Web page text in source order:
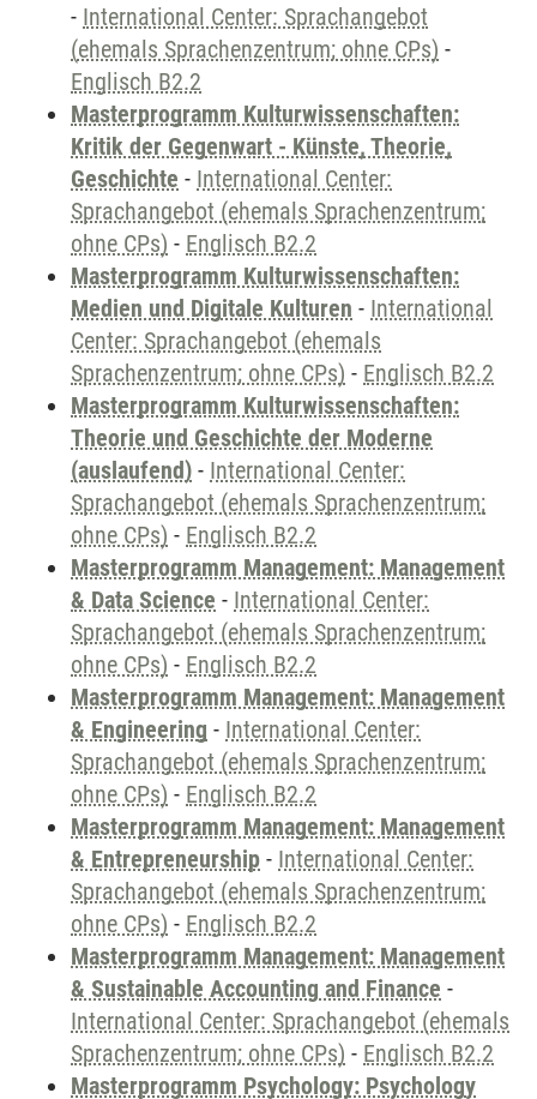
- International Center: Sprachangebot
(ehemals Sprachenzentrum; ohne CPs) -
Englisch B2.2
Masterprogramm Kulturwissenschaften:
Kritik der Gegenwart - Künste, Theorie,
Geschichte - International Center:
Sprachangebot (ehemals Sprachenzentrum;
ohne CPs) - Englisch B2.2
Masterprogramm Kulturwissenschaften:
Medien und Digitale Kulturen - International
Center: Sprachangebot (ehemals
Sprachenzentrum; ohne CPs) - Englisch B2.2
Masterprogramm Kulturwissenschaften:
Theorie und Geschichte der Moderne
(auslaufend) - International Center:
Sprachangebot (ehemals Sprachenzentrum;
ohne CPs) - Englisch B2.2
Masterprogramm Management: Management
& Data Science - International Center:
Sprachangebot (ehemals Sprachenzentrum;
ohne CPs) - Englisch B2.2
Masterprogramm Management: Management
& Engineering - International Center:
Sprachangebot (ehemals Sprachenzentrum;
ohne CPs) - Englisch B2.2
Masterprogramm Management: Management
& Entrepreneurship - International Center:
Sprachangebot (ehemals Sprachenzentrum;
ohne CPs) - Englisch B2.2
Masterprogramm Management: Management
& Sustainable Accounting and Finance -
International Center: Sprachangebot (ehemals
Sprachenzentrum; ohne CPs) - Englisch B2.2
Masterprogramm Psychology: Psychology